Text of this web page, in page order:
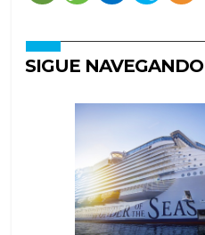
SIGUE NAVEGANDO